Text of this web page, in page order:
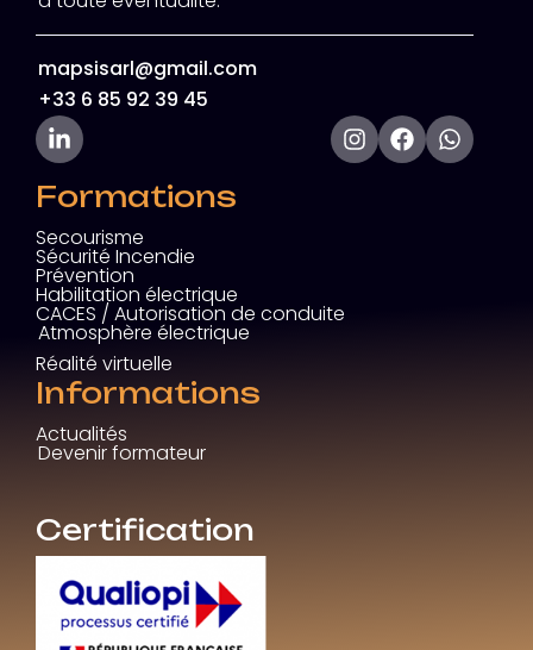
mapsisarl@gmail.com
+33 6 85 92 39 45
Formations
Secourisme
Sécurité Incendie
Prévention
Habilitation électrique
CACES / Autorisation de conduite
Atmosphère électrique
Réalité virtuelle
Informations
Actualités
Devenir formateur
Certification